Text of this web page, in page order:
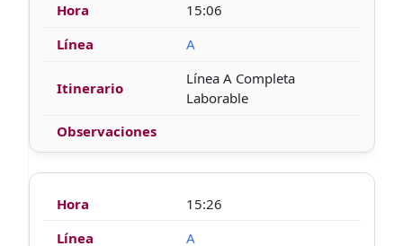
15:06
A
Línea A Completa
Laborable
15:26
A